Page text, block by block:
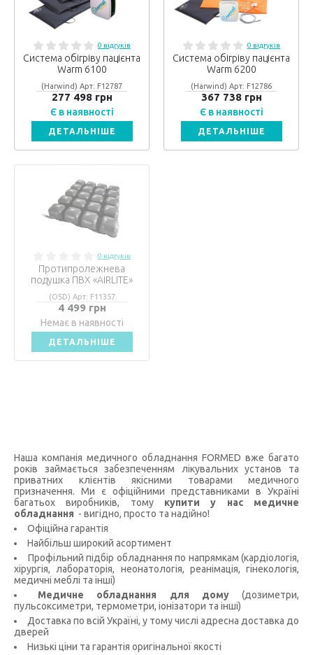
0 відгуків
Система обігріву пацієнта
Warm 6100
(Harwind) Арт: F12787
277 498 грн
Є в наявності
ДЕТАЛЬНІШЕ
0 відгуків
Система обігріву пацієнта
Warm 6200
(Harwind) Арт: F12786
367 738 грн
Є в наявності
ДЕТАЛЬНІШЕ
0 відгуків
Протипролежнева
подушка ПВХ «AIRLITE»
(OSD) Арт: F11357
4 499 грн
Немає в наявності
ДЕТАЛЬНІШЕ
Наша компанія медичного обладнання FORMED вже багато
років займається забезпеченням лікувальних установ та
приватних клієнтів якісними товарами медичного
призначення. Ми є офіційними представниками в Україні
багатьох виробників, тому купити у нас медичне
обладнання - вигідно, просто та надійно!
Офіційна гарантія
Найбільш широкий асортимент
Профільний підбір обладнання по напрямкам (кардіологія,
хірургія, лабораторія, неонатологія, реанімація, гінекологія,
медичні меблі та інші)
Медичне обладнання для дому(дозиметри,
пульсоксиметри, термометри, іонізатори та інші)
Доставка по всій Україні, у тому числі адресна доставка до
дверей
Низькі ціни та гарантія оригінальної якості